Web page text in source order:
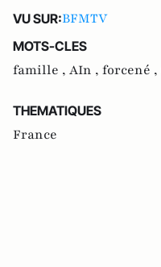
VU SUR:BFMTV
MOTS-CLES
famille , AIn , forcené ,
THEMATIQUES
France